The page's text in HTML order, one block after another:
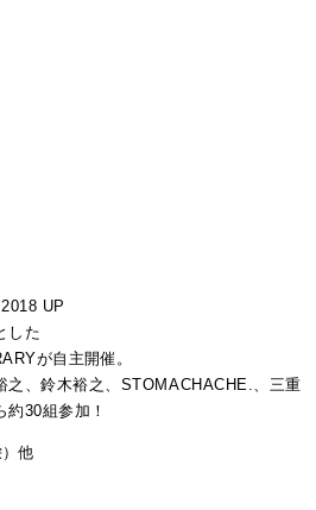
UP
した
が自主開催。
之、鈴木裕之、STOMACHACHE.、三重
30組参加！
他